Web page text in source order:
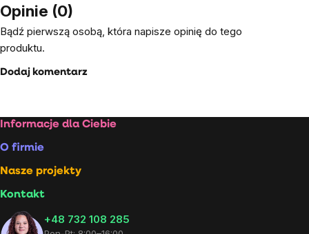
Opinie (0)
Bądź pierwszą osobą, która napisze opinię do tego
produktu.
Dodaj komentarz
Stopka
Informacje dla Ciebie
O firmie
Nasze projekty
Kontakt
+48 732 108 285